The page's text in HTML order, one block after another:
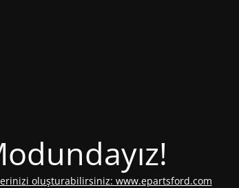
oluşturabilirsiniz: www.epartsford.com